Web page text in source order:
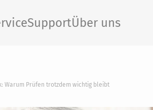
SupportÜber uns
Warum Prüfen trotzdem wichtig bleibt